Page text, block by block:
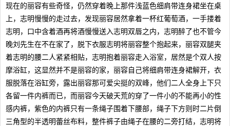
现在的丽容有些奇怪，仍然穿着晚上那件浅蓝色细肩带连身裙坐在桌
上，志明慢慢的走过去，发现丽容居然拿着一杯红葡萄酒，一手搂着
志明，口中含着酒再将酒慢慢送入志明双唇之内，志明醉了也不管今
晚刘先生在不在家了，脱下衣服志明将丽容整个抱起来，丽容双腿夹
着志明的腰二人紧紧相贴，志明抱着丽容走入浴室，居然是个双人按
摩浴缸，这显然并不是丽容的家，丽容自己将细肩带连身裙解开，衣
服脱落在浴缸旁，露出丽容那可爱尖挺的双峰，他们二人全身上下只
各留一件内裤而已，而丽容今天破天荒的穿了一件小的不能再小的性
感内裤，紫色的内裤只有一条绳子围着下腰部，绳子下方则时二片倒
三角型的半透明蕾丝布料，整件裤子由绳子在腰的二旁打结，志明将